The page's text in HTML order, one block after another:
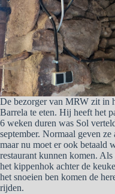
De bezorger van MRW zit in
Barrela te eten. Hij heeft het
6 weken duren was Sol
september. Normaal geven
maar nu moet er ook betaald
restaurant kunnen komen.
het kippenhok achter de
het snoeien ben komen de
rijden.